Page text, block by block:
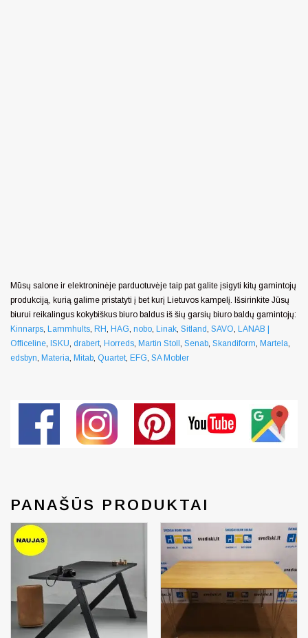
Mūsų salone ir elektroninėje parduotuvėje taip pat galite įsigyti kitų gamintojų
produkciją, kurią galime pristatyti į bet kurį Lietuvos kampelį. Išsirinkite Jūsų
biurui reikalingus kokybiškus biuro baldus iš šių garsių biuro baldų gamintojų:
Kinnarps, Lammhults, RH, HAG, nobo, Linak, Sitland, SAVO, LANAB |
Officeline, ISKU, drabert, Horreds, Martin Stoll, Senab, Skandiform, Martela,
edsbyn, Materia, Mitab, Quartet, EFG, SA Mobler
PANAŠŪS PRODUKTAI